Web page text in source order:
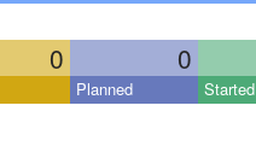
0 0
Planned Started